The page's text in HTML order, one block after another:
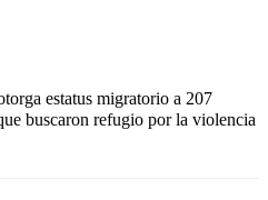
estatus migratorio a 207
buscaron refugio por la violencia